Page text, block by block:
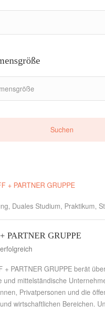
Duales Studium, Praktikum,
PARTNER GRUPPE
+ PARTNER GRUPPE berät
und mittelständische
Privatpersonen und die
wirtschaftlichen Bereichen.